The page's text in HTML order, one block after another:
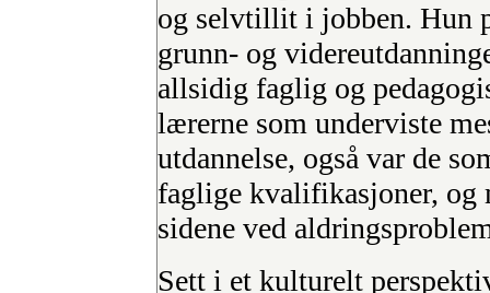
og selvtillit i jobben. Hun
grunn- og
allsidig faglig og
lærerne som underviste
utdannelse, også var de
faglige kvalifikasjoner, og
sidene ved
Sett i et kulturelt